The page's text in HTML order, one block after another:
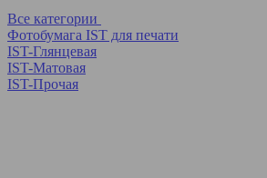
Все категории
Фотобумага IST для печати
IST-Глянцевая
IST-Матовая
IST-Прочая